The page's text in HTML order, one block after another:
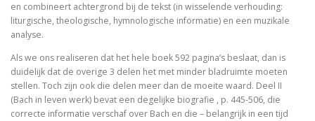
Trialoog.
Vergeten rijkdom
Ontluikend christendom
en combineert achtergrond bij de tekst (in wisselende verhouding:
liturgische, theologische, hymnologische informatie) en een muzikale
analyse.
Als we ons realiseren dat het hele boek 592 pagina’s beslaat, dan is
duidelijk dat de overige 3 delen het met minder bladruimte moeten
stellen. Toch zijn ook die delen meer dan de moeite waard. Deel II
(Bach in leven werk) bevat een degelijke biografie , p. 445-506, die
correcte informatie verschaf over Bach en die – belangrijk in een tijd